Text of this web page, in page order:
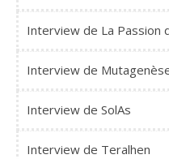
Interview de La Passion
Interview de
Interview de SolAs
Interview de Teralhen